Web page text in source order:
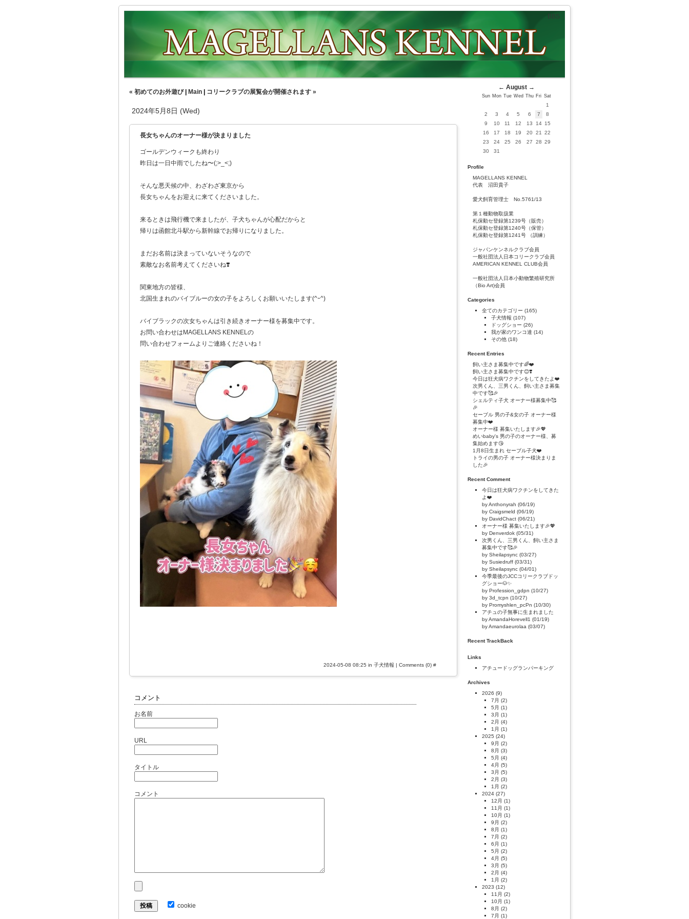
BBS
« 初めてのお外遊び| Main コリークラブの展覧会が開催されます »
2024年5月8日 (Wed)
長女ちゃんのオーナー様が決まりました
ゴールデンウィークも終わり
昨日は一日中雨でしたね〜(;>_<;)
そんな悪天候の中、わざわざ東京から
長女ちゃんをお迎えに来てくださいました。
来るときは飛行機で来ましたが、子犬ちゃんが心配だからと
帰りは函館北斗駅から新幹線でお帰りになりました。
まだお名前は決まっていないそうなので
素敵なお名前考えてくださいね❣️
関東地方の皆様、
北国生まれのバイブルーの女の子をよろしくお願いいたします(^ｰ^)
バイブラックの次女ちゃんは引き続きオーナー様を募集中です。
お問い合わせはMAGELLANS KENNELの
問い合わせフォームよりご連絡くださいね！
2024-05-08 08:25 in 子犬情報 | Comments (0) #
コメント
お名前
URL
タイトル
コメント
cookie
← August→
Sun Mon Tue Wed Thu Fri Sat
1
2
3 4 5 6 7
8
9
10 11 12 13 14 15
16
17 18 19 20 21
22
23
24 25 26 27 28 29
30
31
Profile
MAGELLANS KENNEL
代表 沼田貴子
愛犬飼育管理士 No.5761/13
第１種動物取扱業
札保動セ登録第1239号（販売）
札保動セ登録第1240号（保管）
札保動セ登録第1241号 （訓練）
ジャパンケンネルクラブ会員
一般社団法人日本コリークラブ会員
AMERICAN KENNEL CLUB会員
一般社団法人日本小動物繁殖研究所
（Bio Art)会員
Categories
全てのカテゴリー (165)
子犬情報 (107)
ドッグショー (26)
我が家のワンコ達 (14)
その他 (18)
Recent Entries
飼い主さま募集中です🌈❤️
飼い主さま募集中です😊❣️
今日は狂犬病ワクチンをしてきたよ❤️
次男くん、三男くん、飼い主さま募集
中です🥰🎉
シェルティ子犬 オーナー様募集中🥰
🎉
セーブル 男の子&女の子 オーナー様
募集中❤️
オーナー様 募集いたします🎉💖
めいbaby's 男の子のオーナー様、募
集始めます😘
1月8日生まれ セーブル子犬❤️
トライの男の子 オーナー様決まりま
した🎉
Recent Comment
今日は狂犬病ワクチンをしてきた
よ❤️
by Anthonyrah (06/19)
by Craigsmeld (06/19)
by DavidChact (06/21)
オーナー様 募集いたします🎉💖
by Denverdok (05/31)
次男くん、三男くん、飼い主さま
募集中です🥰🎉
by Sheilapsync (03/27)
by Susiedruff (03/31)
by Sheilapsync (04/01)
今季最後のJCCコリークラブドッ
グショー🐶✨
by Profession_gdpn (10/27)
by 3d_tcpn (10/27)
by Promyshlen_pcPn (10/30)
アチュの子無事に生まれました
by AmandaHorevell1 (01/19)
by Amandaeurolaa (03/07)
Recent TrackBack
Links
アチュードッグランパーキング
Archives
2026 (9)
7月 (2)
5月 (1)
3月 (1)
2月 (4)
1月 (1)
2025 (24)
9月 (2)
8月 (3)
5月 (4)
4月 (5)
3月 (5)
2月 (3)
1月 (2)
2024 (27)
12月 (1)
11月 (1)
10月 (1)
9月 (2)
8月 (1)
7月 (2)
6月 (1)
5月 (2)
4月 (5)
3月 (5)
2月 (4)
1月 (2)
2023 (12)
11月 (2)
10月 (1)
8月 (2)
7月 (1)